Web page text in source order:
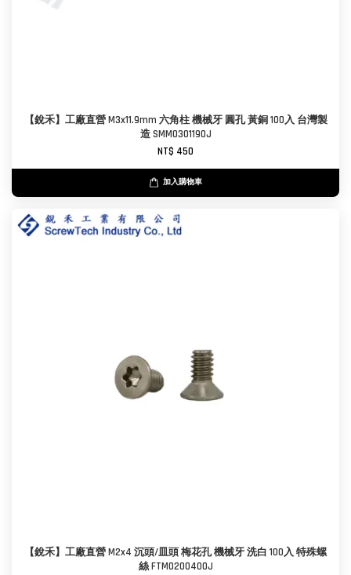
【銳禾】工廠直營 M3x11.9mm 六角柱 機械牙 圓孔 黃銅 100入 台灣製
造 SMM0301190J
NT$ 450
加入購物車
【銳禾】工廠直營 M2x4 沉頭/皿頭 梅花孔 機械牙 洗白 100入 特殊螺
絲 FTM0200400J